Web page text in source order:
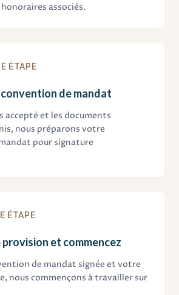
associés.
ÉTAPE
de mandat
accepté et les documents
nous préparons votre
pour signature
ÉTAPE
et commencez
de mandat signée et votre
nous commençons à travailler sur